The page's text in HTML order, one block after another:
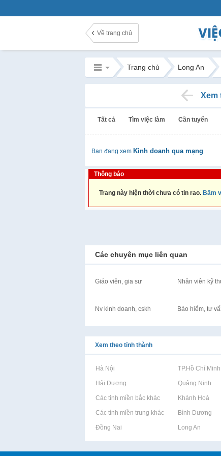
Về trang chủ
Trang chủ Long An
Xem
Tất cả Tìm việc làm Cần tuyển
Bạn đang xem Kinh doanh qua mạng
Thông báo
Trang này hiện thời chưa có tin rao. Bấm
Các chuyên mục liên quan
Giáo viên, gia sư Nhân viên kỹ
Nv kinh doanh, cskh Bảo hiểm, tư
Xem theo tỉnh thành
Rao vặt tại Hà Nội Rao vặt tại TP.Hồ Chí Minh
Rao vặt tại Hải Dương Rao vặt tại Quảng Ninh
Rao vặt tại Các tỉnh miền bắc khácRao vặt tại Khánh Hoà
Rao vặt tại Các tỉnh miền trung khácRao vặt tại Bình Dương
Rao vặt tại Đồng Nai Rao vặt tại Long An